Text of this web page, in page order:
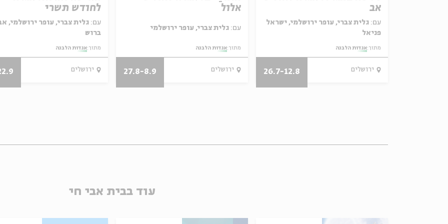
אב
עם: גלית צברי, עופר ירושלמי, ישראל
פניאל
מתוך:אגדות הלבנה
ירושלים 26.7-12.8
אלול
עם:
מתוך:אגדות הלבנה
ירושלים 27.8-8.9
לחודש תשרי
עם: גלית צברי, עופר ירושלמי,
ברוש
מתוך:אגדות הלבנה
ירושלים
עוד בבית אבי חי